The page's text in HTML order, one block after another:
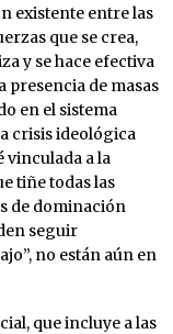
existente entre las
que se crea,
y se hace efectiva
presencia de masas
en el sistema
crisis ideológica
vinculada a la
tiñe todas las
de dominación
seguir
no están aún en
que incluye a las